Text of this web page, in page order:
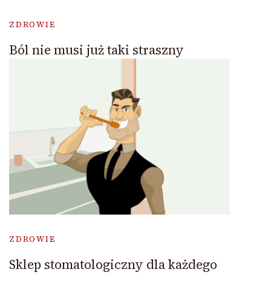
ZDROWIE
Ból nie musi już taki straszny
ZDROWIE
Sklep stomatologiczny dla każdego